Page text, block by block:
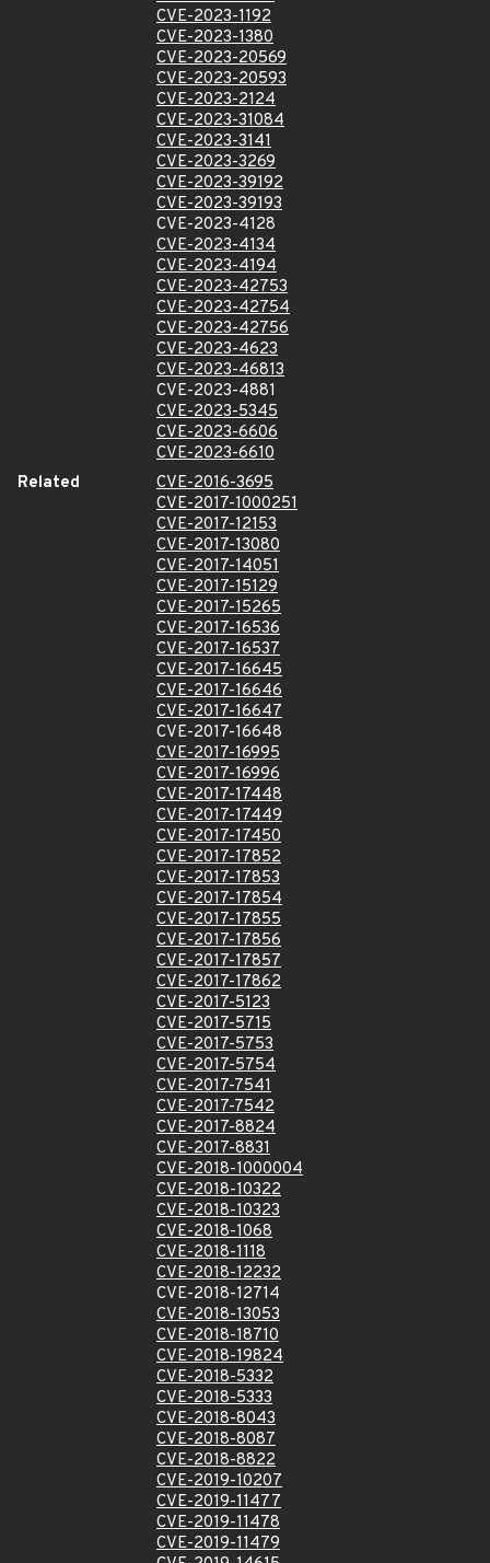
CVE-2023-1192
CVE-2023-1380
CVE-2023-20569
CVE-2023-20593
CVE-2023-2124
CVE-2023-31084
CVE-2023-3141
CVE-2023-3269
CVE-2023-39192
CVE-2023-39193
CVE-2023-4128
CVE-2023-4134
CVE-2023-4194
CVE-2023-42753
CVE-2023-42754
CVE-2023-42756
CVE-2023-4623
CVE-2023-46813
CVE-2023-4881
CVE-2023-5345
CVE-2023-6606
CVE-2023-6610
Related
CVE-2016-3695
CVE-2017-1000251
CVE-2017-12153
CVE-2017-13080
CVE-2017-14051
CVE-2017-15129
CVE-2017-15265
CVE-2017-16536
CVE-2017-16537
CVE-2017-16645
CVE-2017-16646
CVE-2017-16647
CVE-2017-16648
CVE-2017-16995
CVE-2017-16996
CVE-2017-17448
CVE-2017-17449
CVE-2017-17450
CVE-2017-17852
CVE-2017-17853
CVE-2017-17854
CVE-2017-17855
CVE-2017-17856
CVE-2017-17857
CVE-2017-17862
CVE-2017-5123
CVE-2017-5715
CVE-2017-5753
CVE-2017-5754
CVE-2017-7541
CVE-2017-7542
CVE-2017-8824
CVE-2017-8831
CVE-2018-1000004
CVE-2018-10322
CVE-2018-10323
CVE-2018-1068
CVE-2018-1118
CVE-2018-12232
CVE-2018-12714
CVE-2018-13053
CVE-2018-18710
CVE-2018-19824
CVE-2018-5332
CVE-2018-5333
CVE-2018-8043
CVE-2018-8087
CVE-2018-8822
CVE-2019-10207
CVE-2019-11477
CVE-2019-11478
CVE-2019-11479